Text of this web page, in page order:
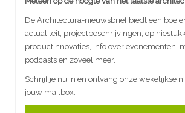
De Architectura-nieuwsbrief biedt een
actualiteit, projectbeschrijvingen,
productinnovaties, info over evenementen,
podcasts en zoveel meer.
Schrijf je nu in en ontvang onze wekelijkse
jouw mailbox.